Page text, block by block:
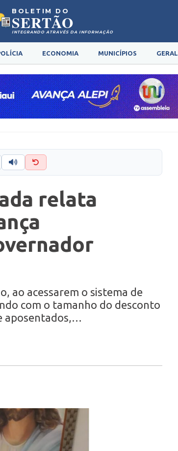
BOLETIM DO
SERTÃO
INTEGRANDO ATRAVÉS DA INFORMAÇÃO
ECONOMIA MUNICÍPIOS GERAL
relata
ao acessarem o sistema de
com o tamanho do desconto
aposentados,…